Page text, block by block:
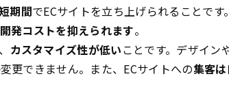
期間でECサイトを立ち上げられることです
開発コストを抑えられます。
カスタマイズ性が低いことです。デザイン
更できません。また、ECサイトへの集客